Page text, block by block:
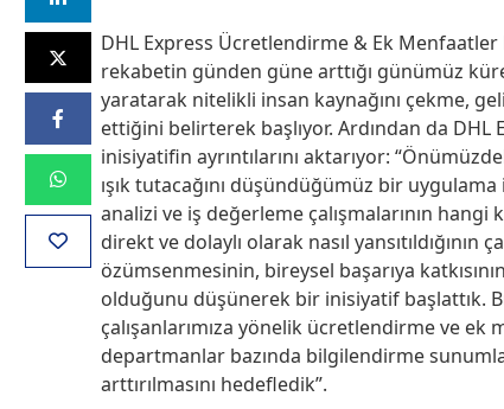
DHL Express Ücretlendirme & Ek
rekabetin günden güne arttığı günümüz
yaratarak nitelikli insan kaynağını çekme,
ettiğini belirterek başlıyor. Ardından da DHL
inisiyatifin ayrıntılarını aktarıyor:
ışık tutacağını düşündüğümüz bir
analizi ve iş değerleme çalışmalarının hangi
direkt ve dolaylı olarak nasıl yansıtıldığının
özümsenmesinin, bireysel başarıya
olduğunu düşünerek bir inisiyatif başlattık.
çalışanlarımıza yönelik ücretlendirme ve ek
departmanlar bazında bilgilendirme
arttırılmasını hedefledik”.